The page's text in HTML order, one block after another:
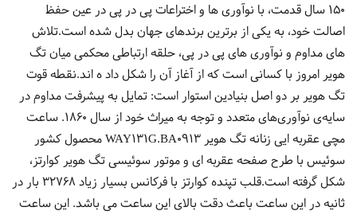
150 سال قدمت، با نوآوری ها و اختراعات پی در پی در عین حفظ
اصالت خود، به یکی از برترین برندهای جهان بدل شده است.تلاش
های مداوم و نوآوری های پی در پی، حلقه ارتباطی محکمی میان تگ
هویر امروز با کسانی است که از آغاز آن را شکل داد ه اند.نقطه قوت
تگ هویر بر دو اصل بنیادین استوار است: تمایل به پیشرفت مداوم در
سایه‌ی نوآوری‌های متعدد و توجه به میراث خود از سال 1860. ساعت
مچی عقربه ایی زنانه تگ هویر WAY131G.BA0913 محصول کشور
سوئیس با طرح صفحه عقربه ای و موتور سوئیسی تگ هویر کوارتز،
شکل گرفته است.قلب تپنده کوارتز با فرکانس بسیار زیاد 32768 بار در
ثانیه در این ساعت باعث دقت بالای این ساعت می باشد. این ساعت